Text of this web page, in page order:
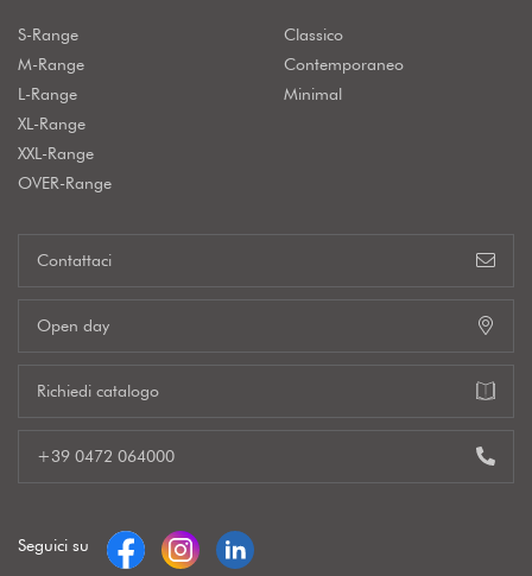
S-Range
M-Range
L-Range
XL-Range
XXL-Range
OVER-Range
Classico
Contemporaneo
Minimal
Contattaci
Open day
Richiedi catalogo
+39 0472 064000
Seguici su